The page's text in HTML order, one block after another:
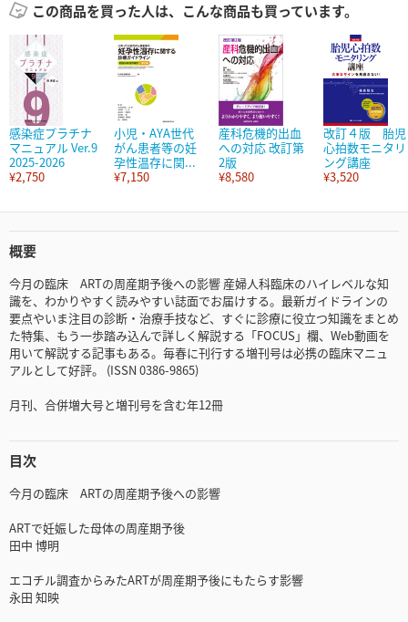
この商品を買った人は、こんな商品も買っています。
感染症プラチナ
マニュアル Ver.9
2025-2026
¥2,750
小児・AYA世代
がん患者等の妊
孕性温存に関...
¥7,150
産科危機的出血
への対応 改訂第
2版
¥8,580
改訂４版 胎児
心拍数モニタリ
ング講座
¥3,520
概要
今月の臨床 ARTの周産期予後への影響 産婦人科臨床のハイレベルな知
識を、わかりやすく読みやすい誌面でお届けする。最新ガイドラインの
要点やいま注目の診断・治療手技など、すぐに診療に役立つ知識をまとめ
た特集、もう一歩踏み込んで詳しく解説する「FOCUS」欄、Web動画を
用いて解説する記事もある。毎春に刊行する増刊号は必携の臨床マニュ
アルとして好評。 (ISSN 0386-9865)
月刊、合併増大号と増刊号を含む年12冊
目次
今月の臨床 ARTの周産期予後への影響
ARTで妊娠した母体の周産期予後
田中 博明
エコチル調査からみたARTが周産期予後にもたらす影響
永田 知映